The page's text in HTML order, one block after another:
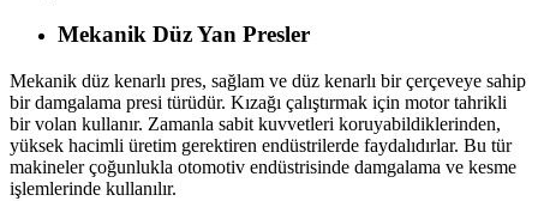
Mekanik Düz Yan Presler
Mekanik düz kenarlı pres, sağlam ve düz kenarlı bir çerçeveye sahip
bir damgalama presi türüdür. Kızağı çalıştırmak için motor tahrikli
bir volan kullanır. Zamanla sabit kuvvetleri koruyabildiklerinden,
yüksek hacimli üretim gerektiren endüstrilerde faydalıdırlar. Bu tür
makineler çoğunlukla otomotiv endüstrisinde damgalama ve kesme
işlemlerinde kullanılır.